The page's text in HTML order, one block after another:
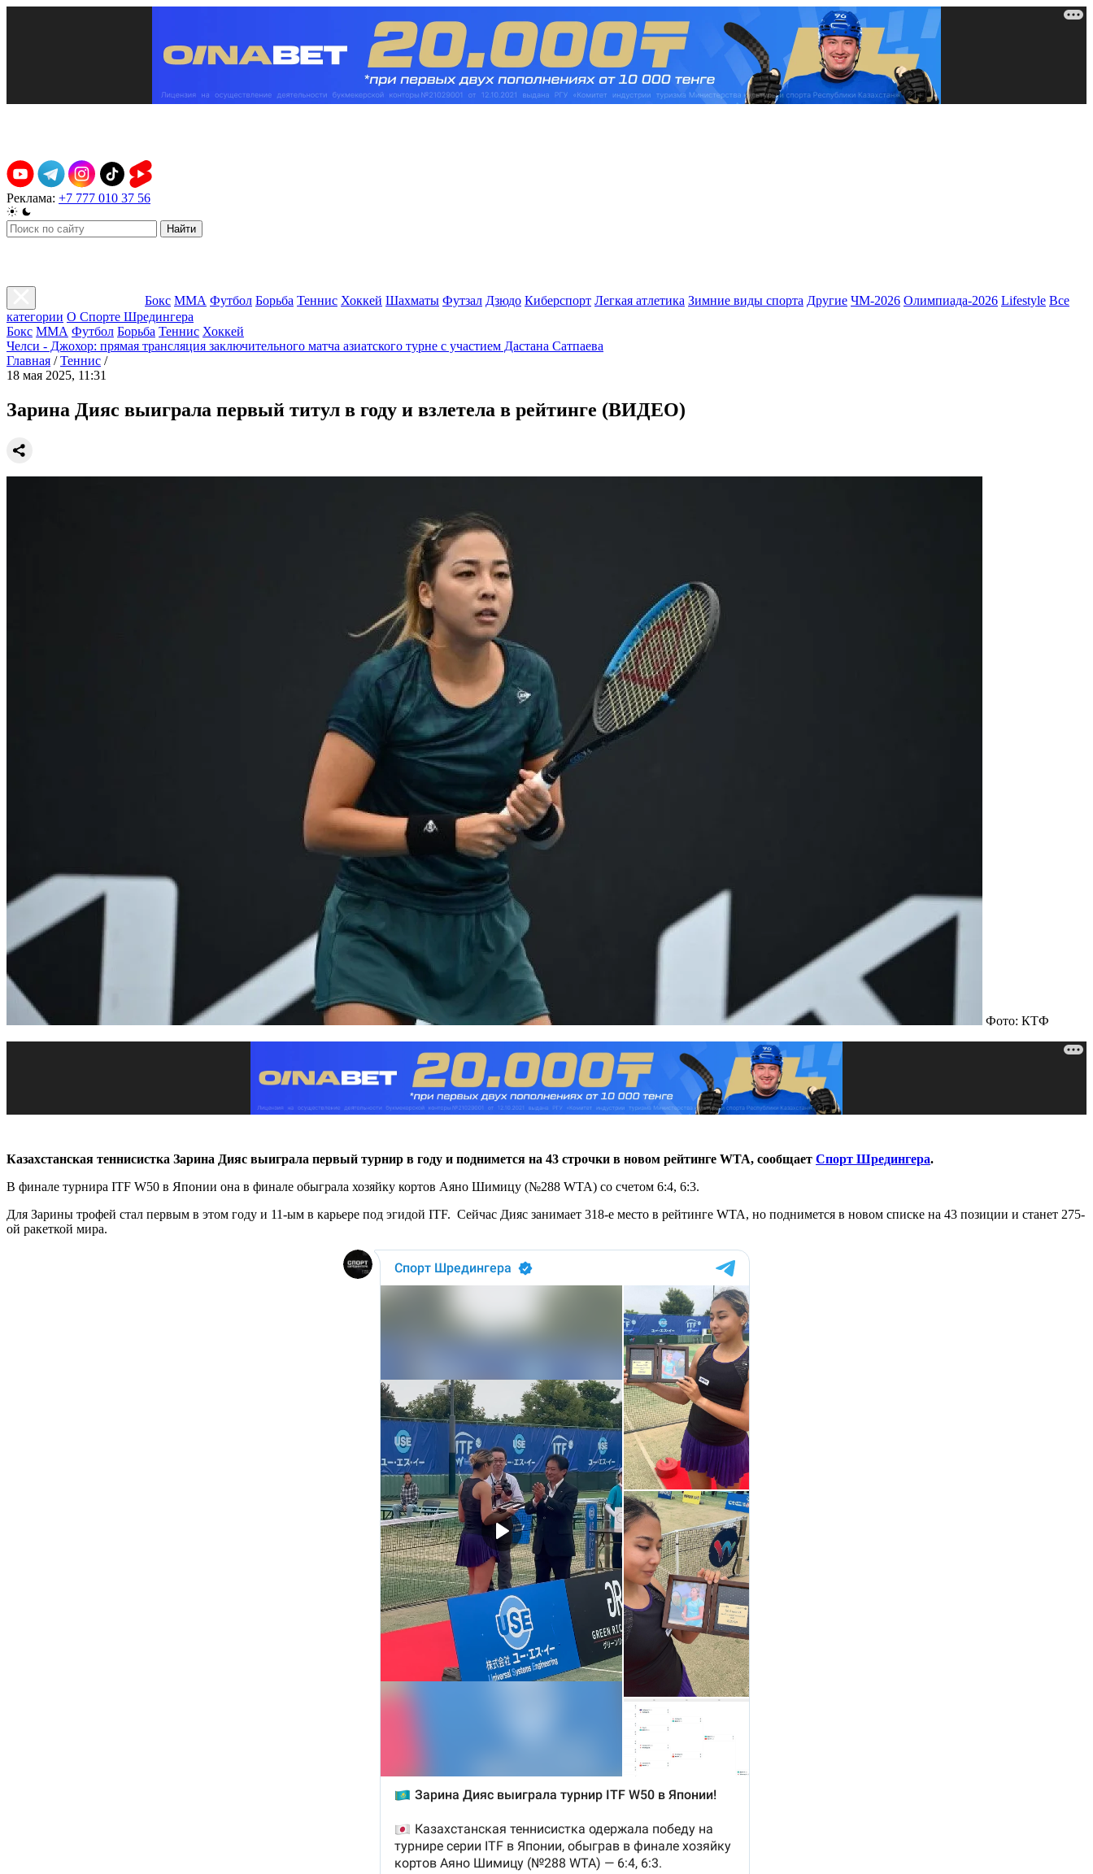
Реклама: +7 777 010 37 56
Найти
Бокс ММА Футбол Борьба Теннис Хоккей Шахматы Футзал Дзюдо Киберспорт Легкая атлетика Зимние виды спорта Другие ЧМ-2026 Олимпиада-2026 Lifestyle Все
категории О Спорте Шредингера
Бокс ММА Футбол Борьба Теннис Хоккей
Челси - Джохор: прямая трансляция заключительного матча азиатского турне с участием Дастана Сатпаева
Главная / Теннис /
18 мая 2025, 11:31
Зарина Дияс выиграла первый титул в году и взлетела в рейтинге (ВИДЕО)
Фото: КТФ
Казахстанская теннисистка Зарина Дияс выиграла первый турнир в году и поднимется на 43 строчки в новом рейтинге WTA, сообщает Спорт Шредингера.
В финале турнира ITF W50 в Японии она в финале обыграла хозяйку кортов Аяно Шимицу (№288 WTA) со счетом 6:4, 6:3.
Для Зарины трофей стал первым в этом году и 11-ым в карьере под эгидой ITF. Сейчас Дияс занимает 318-е место в рейтинге WTA, но поднимется в новом списке на 43 позиции и станет 275-
ой ракеткой мира.